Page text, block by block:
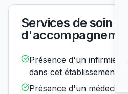
Services de soin et
Présence d'un infirmier
dans cet établissement :
Présence d'un médecin